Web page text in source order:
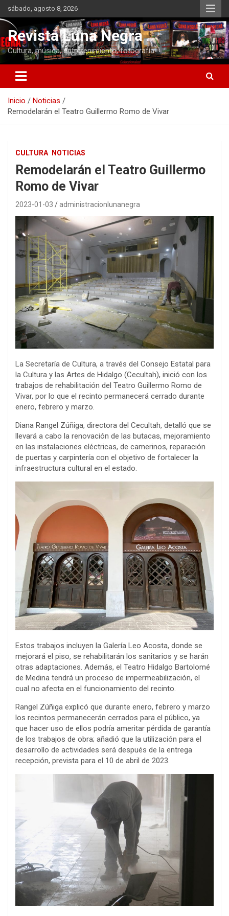
Saltar
al
contenido
sábado, agosto 8, 2026
Revista Luna Negra
Cultura, música, entretenimiento, fotografía
Inicio
Noticias
Remodelarán el Teatro Guillermo Romo de Vivar
CULTURA NOTICIAS
Remodelarán el Teatro Guillermo
Romo de Vivar
2023-01-03 administracionlunanegra
La Secretaría de Cultura, a través del Consejo Estatal para
la Cultura y las Artes de Hidalgo (Cecultah), inició con los
trabajos de rehabilitación del Teatro Guillermo Romo de
Vivar, por lo que el recinto permanecerá cerrado durante
enero, febrero y marzo.
Diana Rangel Zúñiga, directora del Cecultah, detalló que se
llevará a cabo la renovación de las butacas, mejoramiento
en las instalaciones eléctricas, de camerinos, reparación
de puertas y carpintería con el objetivo de fortalecer la
infraestructura cultural en el estado.
Estos trabajos incluyen la Galería Leo Acosta, donde se
mejorará el piso, se rehabilitarán los sanitarios y se harán
otras adaptaciones. Además, el Teatro Hidalgo Bartolomé
de Medina tendrá un proceso de impermeabilización, el
cual no afecta en el funcionamiento del recinto.
Rangel Zúñiga explicó que durante enero, febrero y marzo
los recintos permanecerán cerrados para el público, ya
que hacer uso de ellos podría ameritar pérdida de garantía
de los trabajos de obra; añadió que la utilización para el
desarrollo de actividades será después de la entrega
recepción, prevista para el 10 de abril de 2023.